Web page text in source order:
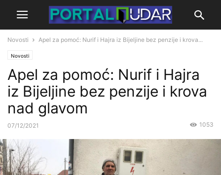
Novosti Apel za pomoć: Nurif i Hajra iz Bijeljine bez penzije i krova...
Novosti
Apel za pomoć: Nurif i Hajra
iz Bijeljine bez penzije i krova
nad glavom
07/12/2021 1053